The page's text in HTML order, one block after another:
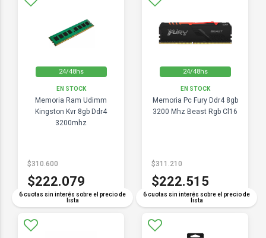
24/48hs
EN STOCK
Memoria Ram Udimm
Kingston Kvr 8gb Ddr4
3200mhz
6 cuotas sin interés sobre el precio de
lista
$310.600
$222.079
24/48hs
EN STOCK
Memoria Pc Fury Ddr4 8gb
3200 Mhz Beast Rgb Cl16
6 cuotas sin interés sobre el precio de
lista
$311.210
$222.515